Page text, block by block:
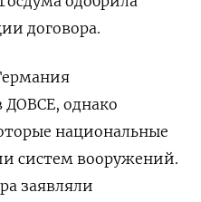
договора.
ДОВСЕ, однако
национальные
систем вооружений.
заявляли